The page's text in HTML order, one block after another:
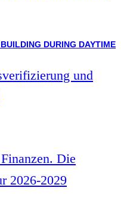
und
Die
2026-2029